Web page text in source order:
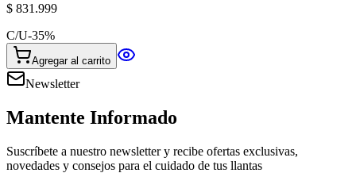
$ 831.999
C/U-35%
Agregar al carrito
Newsletter
Mantente Informado
Suscríbete a nuestro newsletter y recibe ofertas exclusivas,
novedades y consejos para el cuidado de tus llantas